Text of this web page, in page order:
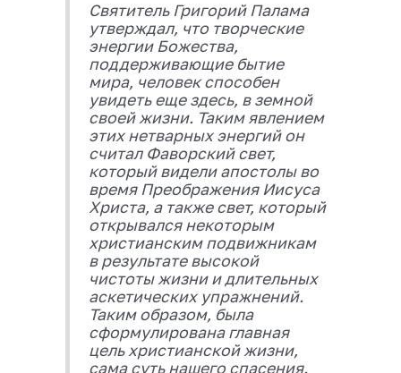
Святитель Григорий Палама
утверждал, что творческие
энергии Божества,
поддерживающие бытие
мира, человек способен
увидеть еще здесь, в земной
своей жизни. Таким явлением
этих нетварных энергий он
считал Фаворский свет,
который видели апостолы во
время Преображения Иисуса
Христа, а также свет, который
открывался некоторым
христианским подвижникам
в результате высокой
чистоты жизни и длительных
аскетических упражнений.
Таким образом, была
сформулирована главная
цель христианской жизни,
сама суть нашего спасения.